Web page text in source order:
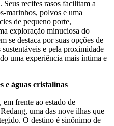
Seus recifes rasos facilitam a
marinhos, polvos e uma
de pequeno porte,
exploração minuciosa do
se destaca por suas opções de
e pela proximidade
uma experiência mais íntima e
e águas cristalinas
frente ao estado de
uma das nove ilhas que
O destino é sinônimo de